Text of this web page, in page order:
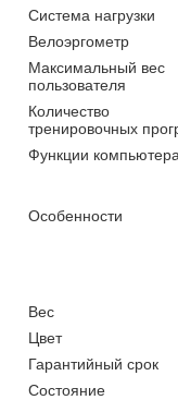
Система нагрузки
Велоэргометр
Максимальный вес
пользователя
Количество
тренировочных
Функции компьютера
Особенности
Вес
Цвет
Гарантийный срок
Состояние